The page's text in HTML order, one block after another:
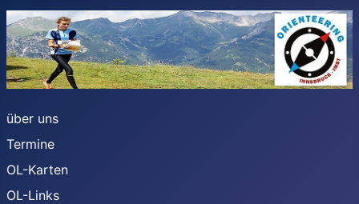
über uns
Termine
OL-Karten
OL-Links